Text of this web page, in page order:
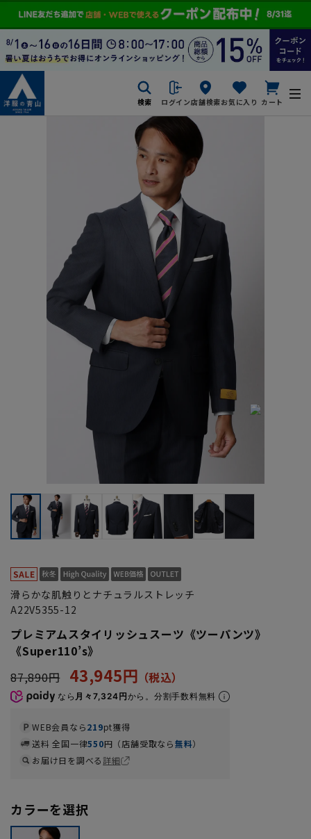
検索 ログイン店舗検索お気に入り カート
滑らかな肌触りとナチュラルストレッチ
A22V5355-12
プレミアムスタイリッシュスーツ《ツーパンツ》
《Super110’s》
87,890円
43,945円
なら 月々7,324円から。分割手数料無料
WEB会員なら219pt獲得
送料 全国一律550円（店舗受取なら無料）
お届け日を調べる詳細
カラーを選択